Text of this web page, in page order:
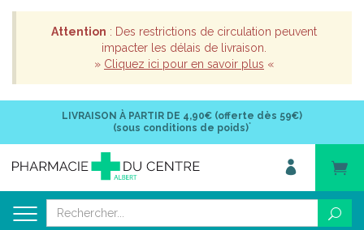
Attention : Des restrictions de circulation peuvent
impacter les délais de livraison.
» Cliquez ici pour en savoir plus «
LIVRAISON À PARTIR DE 4,90€ (offerte dès 59€)
(sous conditions de poids)*